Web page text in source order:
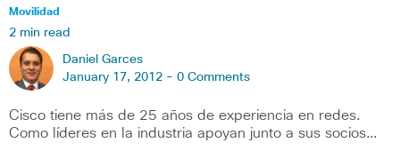
Movilidad
2 min read
Daniel Garces
January 17, 2012 - 0 Comments
Cisco tiene más de 25 años de experiencia en redes.
Como líderes en la industria apoyan junto a sus socios…